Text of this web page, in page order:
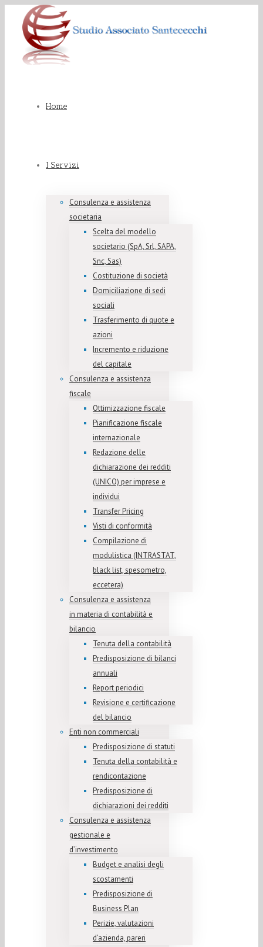
Home
I Servizi
Consulenza e assistenza
societaria
Scelta del modello
societario (SpA, Srl, SAPA,
Snc, Sas)
Costituzione di società
Domiciliazione di sedi
sociali
Trasferimento di quote e
azioni
Incremento e riduzione
del capitale
Consulenza e assistenza
fiscale
Ottimizzazione fiscale
Pianificazione fiscale
internazionale
Redazione delle
dichiarazione dei redditi
(UNICO) per imprese e
individui
Transfer Pricing
Visti di conformità
Compilazione di
modulistica (INTRASTAT,
black list, spesometro,
eccetera)
Consulenza e assistenza
in materia di contabilità e
bilancio
Tenuta della contabilità
Predisposizione di bilanci
annuali
Report periodici
Revisione e certificazione
del bilancio
Enti non commerciali
Predisposizione di statuti
Tenuta della contabilità e
rendicontazione
Predisposizione di
dichiarazioni dei redditi
Consulenza e assistenza
gestionale e
d’investimento
Budget e analisi degli
scostamenti
Predisposizione di
Business Plan
Perizie, valutazioni
d’azienda, pareri